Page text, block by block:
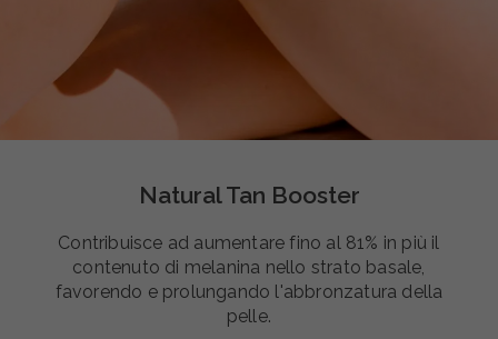
Natural Tan Booster
Contribuisce ad aumentare fino al 81% in più il
contenuto di melanina nello strato basale,
favorendo e prolungando l'abbronzatura della
pelle.